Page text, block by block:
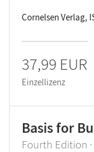
Cornelsen Verlag,
37,99 EUR
Einzellizenz
Basis for
Fourth Edition ·